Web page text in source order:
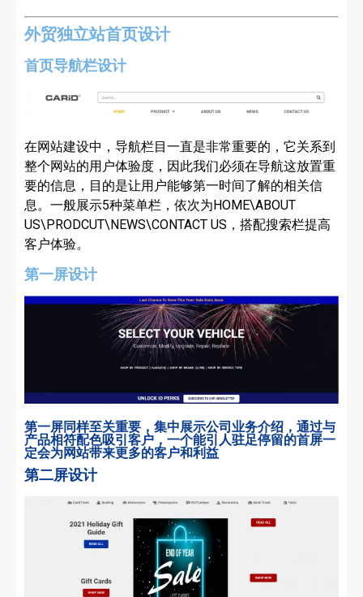
外贸独立站首页设计
首页导航栏设计
在网站建设中，导航栏目一直是非常重要的，它关系到
整个网站的用户体验度，因此我们必须在导航这放置重
要的信息，目的是让用户能够第一时间了解的相关信
息。一般展示5种菜单栏，依次为HOME\ABOUT
US\PRODCUT\NEWS\CONTACT US，搭配搜索栏提高
客户体验。
第一屏设计
第一屏同样至关重要，集中展示公司业务介绍，通过与
产品相符配色吸引客户，一个能引人驻足停留的首屏一
定会为网站带来更多的客户和利益
第二屏设计